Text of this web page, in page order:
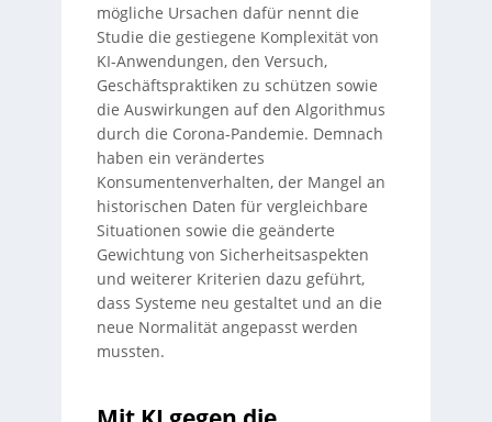
mögliche Ursachen dafür nennt die
Studie die gestiegene Komplexität von
KI-Anwendungen, den Versuch,
Geschäftspraktiken zu schützen sowie
die Auswirkungen auf den Algorithmus
durch die Corona-Pandemie. Demnach
haben ein verändertes
Konsumentenverhalten, der Mangel an
historischen Daten für vergleichbare
Situationen sowie die geänderte
Gewichtung von Sicherheitsaspekten
und weiterer Kriterien dazu geführt,
dass Systeme neu gestaltet und an die
neue Normalität angepasst werden
mussten.